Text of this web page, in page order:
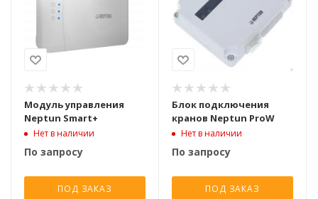
Модуль управления
Neptun Smart+
Нет в наличии
По запросу
ПОД ЗАКАЗ
Блок подключения
кранов Neptun ProW
Нет в наличии
По запросу
ПОД ЗАКАЗ